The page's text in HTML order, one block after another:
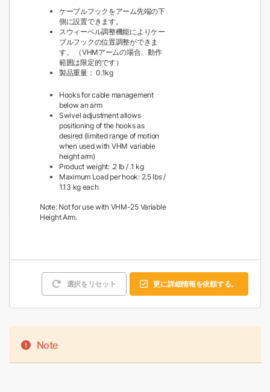
ケーブルフックをアーム先端の下
側に設置できます。
スウィーベル調整機能によりケー
ブルフックの位置調整ができま
す。 （VHMアームの場合、動作
範囲は限定的です）
製品重量： 0.1kg
Hooks for cable management
below an arm
Swivel adjustment allows
positioning of the hooks as
desired (limited range of motion
when used with VHM variable
height arm)
Product weight: .2 lb / .1 kg
Maximum Load per hook: 2.5 lbs /
1.13 kg each
Note: Not for use with VHM-25 Variable
Height Arm.
選択をリセット 更に詳細情報を依頼する。
Note